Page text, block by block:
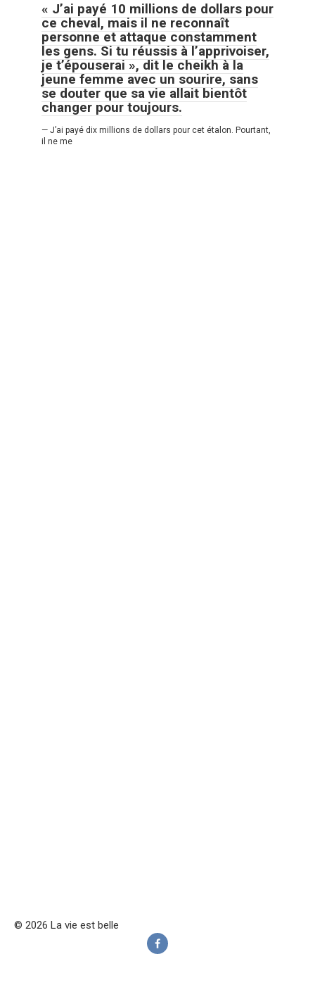
« J’ai payé 10 millions de dollars pour
ce cheval, mais il ne reconnaît
personne et attaque constamment
les gens. Si tu réussis à l’apprivoiser,
je t’épouserai », dit le cheikh à la
jeune femme avec un sourire, sans
se douter que sa vie allait bientôt
changer pour toujours.
— J’ai payé dix millions de dollars pour cet étalon. Pourtant,
il ne me
© 2026 La vie est belle